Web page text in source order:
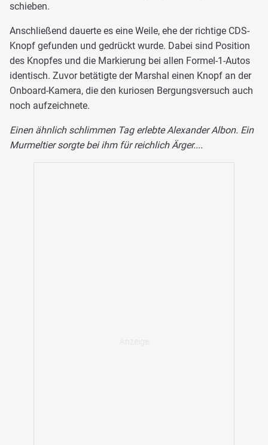
schieben.
Anschließend dauerte es eine Weile, ehe der richtige CDS-
Knopf gefunden und gedrückt wurde. Dabei sind Position
des Knopfes und die Markierung bei allen Formel-1-Autos
identisch. Zuvor betätigte der Marshal einen Knopf an der
Onboard-Kamera, die den kuriosen Bergungsversuch auch
noch aufzeichnete.
Einen ähnlich schlimmen Tag erlebte Alexander Albon. Ein
Murmeltier sorgte bei ihm für reichlich Ärger....